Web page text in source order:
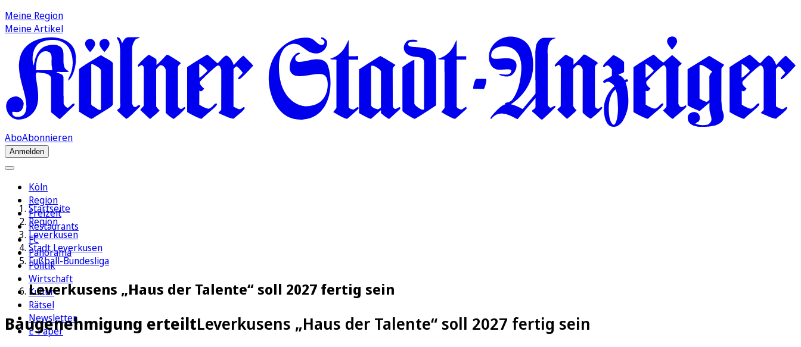
Meine Region
Meine Artikel
AboAbonnieren
Anmelden
Köln
Region
Freizeit
Restaurants
FC
Panorama
Politik
Wirtschaft
Kultur
Rätsel
Newsletter
E-Paper
Startseite
Region
Leverkusen
Stadt Leverkusen
Fußball-Bundesliga
Leverkusens „Haus der Talente“ soll 2027 fertig sein
Baugenehmigung erteiltLeverkusens „Haus der Talente“ soll 2027 fertig sein